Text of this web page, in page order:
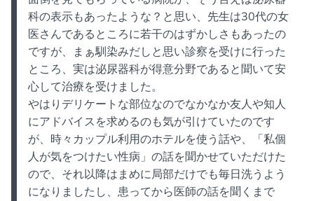
科の表示もあったような？と思い、先生は30代の女
医さんであるところに若干のはずかしさもあったの
ですが、まぁ馴染みだしと思い診察を受けに行った
ところ、実は泌尿器科が得意分野であると聞いて安
心して治療を受けました。
やはりデリケートな部位なのでなかなか友人や知人
にアドバイスを求めるのも気が引けていたのです
が、時々カップル利用のホテルを使う話や、「私個
人が気をつけたい性病」の話を聞かせていただけた
ので、それ以降はまめに局部だけでも毎日洗うよう
になりましたし、患ってから医師の話を聞くまで